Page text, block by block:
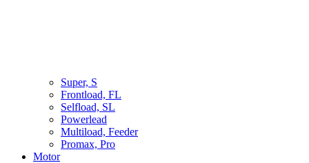
Super, S
Frontload, FL
Selfload, SL
Powerlead
Multiload, Feeder
Promax, Pro
Motor